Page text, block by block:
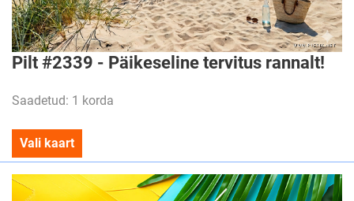
Pilt #2339 - Päikeseline tervitus rannalt!
Saadetud: 1 korda
Vali kaart